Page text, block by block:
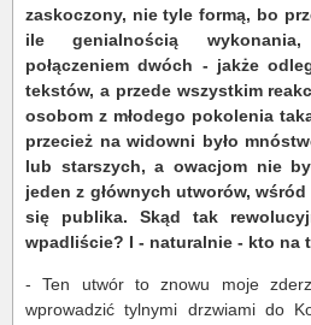
zaskoczony, nie tyle formą, bo
ile genialnością
połączeniem dwóch - jakże
tekstów, a przede wszystkim
osobom z młodego pokolenia
przecież na widowni było
lub starszych, a owacjom nie
jeden z głównych utworów,
się publika. Skąd tak
wpadliście? I - naturalnie - kto na
- Ten utwór to znowu moje
wprowadzić tylnymi drzwiami do